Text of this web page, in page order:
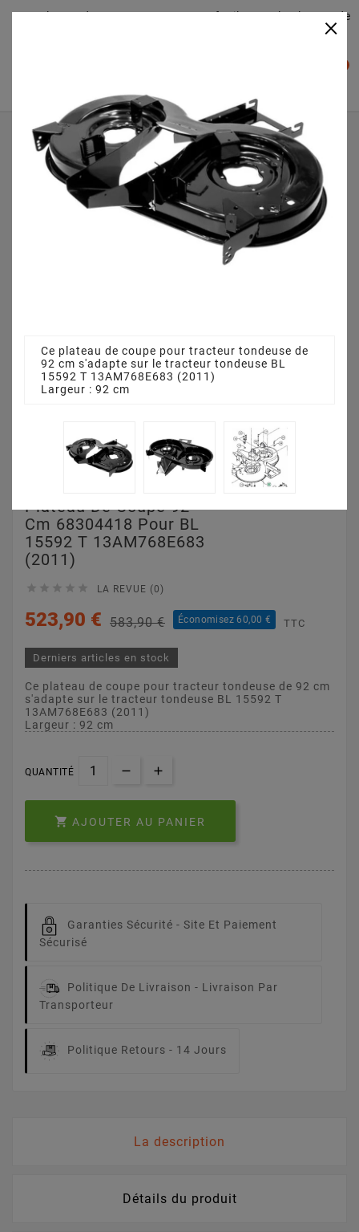
Plateaudecoupe.com : Trouver facilement le plateau de
Accueil
Plateau de coupe
Plateau de coupe 92 cm 68304418 pour BL 15592 T
13AM768E683 (2011)
Plateau De Coupe 92
Cm 68304418 Pour BL
15592 T 13AM768E683
(2011)
     LA REVUE (0)
523,90 € 583,90 € Économisez 60,00 € TTC
Derniers articles en stock
Ce plateau de coupe pour tracteur tondeuse de 92 cm
s'adapte sur le tracteur tondeuse BL 15592 T
13AM768E683 (2011)
Largeur : 92 cm
QUANTITÉ
 AJOUTER AU PANIER
Garanties Sécurité - Site Et Paiement
Sécurisé
Politique De Livraison - Livraison Par
Transporteur
Politique Retours - 14 Jours
La description
Détails du produit
×
Ce plateau de coupe pour tracteur tondeuse de
92 cm s'adapte sur le tracteur tondeuse BL
15592 T 13AM768E683 (2011)
Largeur : 92 cm